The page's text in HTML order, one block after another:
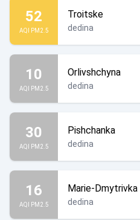
52
AQI PM2.5
Troitske
dedina
10
AQI PM2.5
Orlivshchyna
dedina
30
AQI PM2.5
Pishchanka
dedina
16
AQI PM2.5
Marie-Dmytrivka
dedina